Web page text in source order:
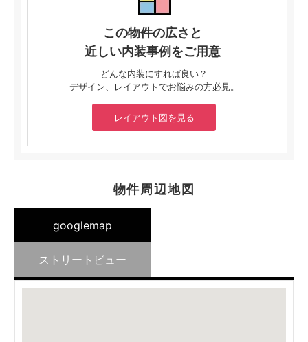
この物件の広さと
近しい内装事例をご用意
どんな内装にすれば良い？
デザイン、レイアウトでお悩みの方必見。
レイアウト図を見る
物件周辺地図
googlemap
ストリートビュー